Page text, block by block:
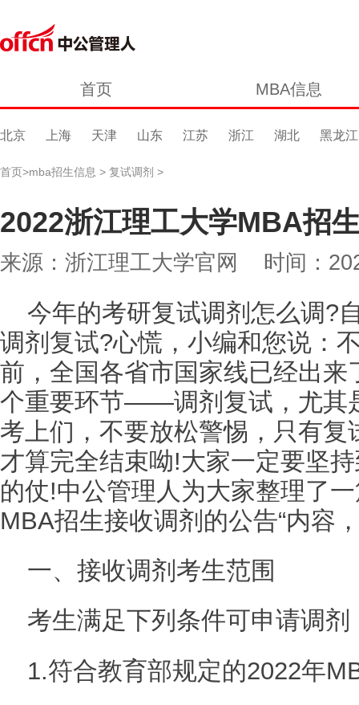
首页 MBA信息
北京 上海 天津 山东 江苏 浙江 湖北 黑龙江
首页>mba招生信息 > 复试调剂 >
2022浙江理工大学MBA招
来源：浙江理工大学官网 时间：
今年的考研复试调剂怎么调?
调剂复试?心慌，小编和您说：
前，全国各省市国家线已经出来
个重要环节——调剂复试，尤其
考上们，不要放松警惕，只有
才算完全结束呦!大家一定要坚
的仗!中公管理人为大家整理了
MBA招生接收调剂的公告“内容
一、接收调剂考生范围
考生满足下列条件可申请调剂
1.符合教育部规定的2022年